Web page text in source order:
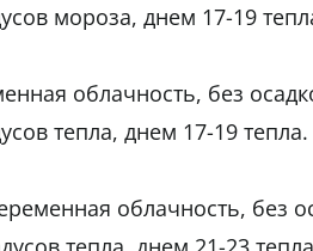
мороза, днем 17-19
облачность, без
тепла, днем 17-19 тепла.
облачность, без